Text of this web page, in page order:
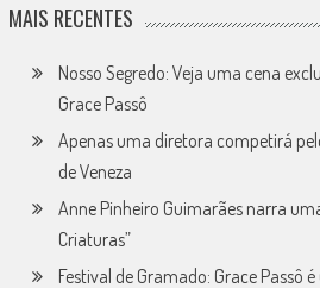
MAIS RECENTES
Nosso Segredo: Veja uma cena
Grace Passô
Apenas uma diretora competirá
de Veneza
Anne Pinheiro Guimarães narra
Criaturas”
Festival de Gramado: Grace Passô